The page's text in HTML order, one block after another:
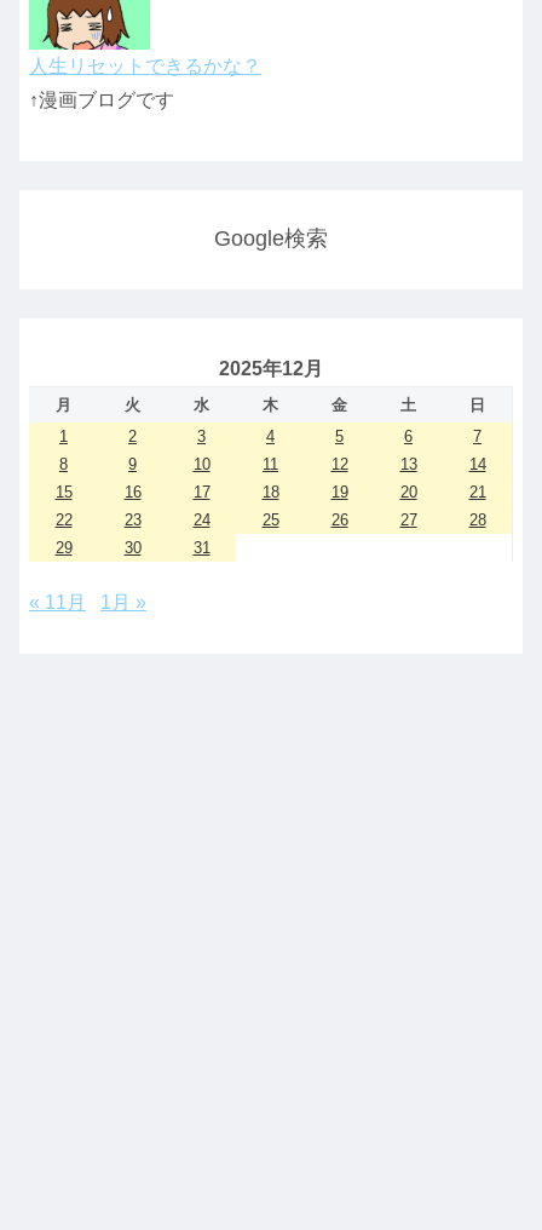
人生リセットできるかな？
↑漫画ブログです
Google検索
2025年12月
月 火 水 木 金 土
日
1
2 3 4 5 6
7
8
9 10 11 12 13
14
15
16 17 18 19 20
21
22
23 24 25 26 27
28
29
30 31
« 11月 1月 »